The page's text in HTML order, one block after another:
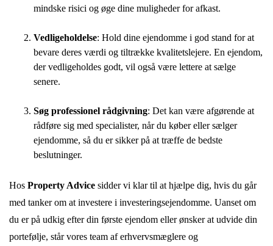
mindske risici og øge dine muligheder for afkast.
Vedligeholdelse: Hold dine ejendomme i god stand for at
bevare deres værdi og tiltrække kvalitetslejere. En ejendom,
der vedligeholdes godt, vil også være lettere at sælge
senere.
Søg professionel rådgivning: Det kan være afgørende at
rådføre sig med specialister, når du køber eller sælger
ejendomme, så du er sikker på at træffe de bedste
beslutninger.
Hos Property Advice sidder vi klar til at hjælpe dig, hvis du går
med tanker om at investere i investeringsejendomme. Uanset om
du er på udkig efter din første ejendom eller ønsker at udvide din
portefølje, står vores team af erhvervsmæglere og